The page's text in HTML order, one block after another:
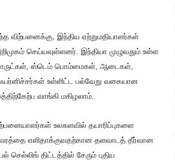
விற்பனைக்கு, இந்திய ஏற்றுமதியாளர்கள்
செய்யவுள்ளனர். இந்தியா முழுவதும் உள்ள
ஸ்டெம் பொம்மைகள், ஆடைகள்,
உள்ளிட்ட பல்வேறு வகையான
வாங்கி மகிழலாம்.
உலகளவில் தயாரிப்புகளை
எளிதாக்குவதற்கான தளவாடத் தீர்வான
திட்டத்தில் சேரும் புதிய